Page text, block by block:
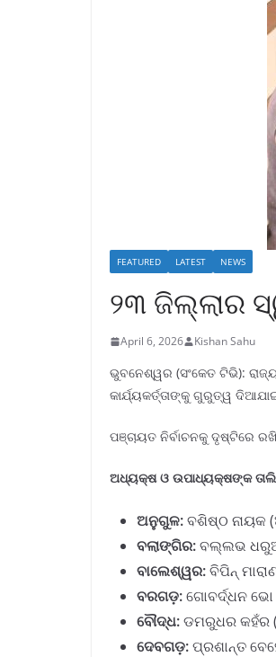
FEATURED LATEST NEWS
୨୩ ଜିଲ୍ଲାର
April 6, 2026 Kishan Sahu
ଭୁବନେଶ୍ୱର (ସଂକେତ ଟିଭି):
କାର୍ଯ୍ୟକର୍ତ୍ତାଙ୍କୁ ଗୁରୁତ୍ୱ
ପଞ୍ଚାୟତ ନିର୍ବାଚନକୁ ଦୃଷ୍ଟିରେ
ଅଧ୍ୟକ୍ଷ ଓ ଉପାଧ୍ୟକ୍ଷଙ୍କ
ଅନୁଗୁଳ:ବଶିଷ୍ଠ ନାୟକ
ବଲାଙ୍ଗିର:ବଲ୍ଲଭ
ବାଲେଶ୍ୱର:ବିପିନ୍
ବରଗଡ଼:ଗୋବର୍ଦ୍ଧନ
ବୌଦ୍ଧ:ଡମରୁଧର କହଁର
ଦେବଗଡ଼:ପ୍ରଶାନ୍ତ